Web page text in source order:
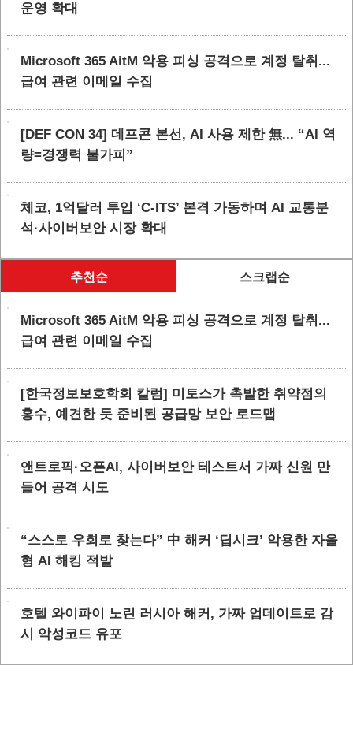
운영 확대
Microsoft 365 AitM 악용 피싱 공격으로 계정 탈취...
급여 관련 이메일 수집
[DEF CON 34] 데프콘 본선, AI 사용 제한 無... “AI 역
량=경쟁력 불가피”
체코, 1억달러 투입 ‘C-ITS’ 본격 가동하며 AI 교통분
석·사이버보안 시장 확대
추천순 스크랩순
Microsoft 365 AitM 악용 피싱 공격으로 계정 탈취...
급여 관련 이메일 수집
[한국정보보호학회 칼럼] 미토스가 촉발한 취약점의
홍수, 예견한 듯 준비된 공급망 보안 로드맵
앤트로픽·오픈AI, 사이버보안 테스트서 가짜 신원 만
들어 공격 시도
“스스로 우회로 찾는다” 中 해커 ‘딥시크’ 악용한 자율
형 AI 해킹 적발
호텔 와이파이 노린 러시아 해커, 가짜 업데이트로 감
시 악성코드 유포